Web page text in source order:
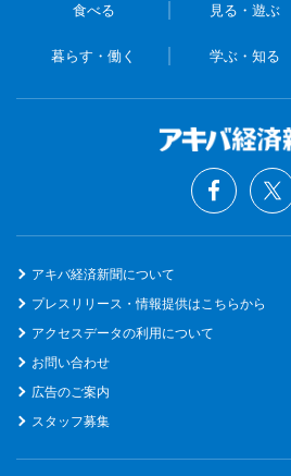
食べる 見る・遊ぶ
暮らす・働く 学ぶ・知る
アキバ経済新聞について
プレスリリース・情報提供はこちらから
アクセスデータの利用について
お問い合わせ
広告のご案内
スタッフ募集